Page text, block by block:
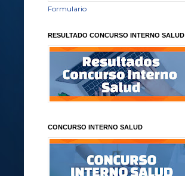
Formulario
RESULTADO CONCURSO INTERNO SALUD
CONCURSO INTERNO SALUD